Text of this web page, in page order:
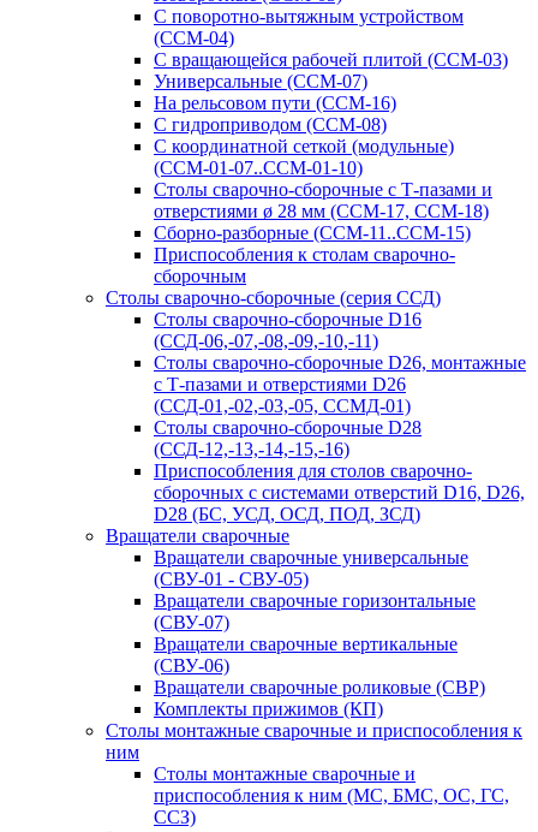
С поворотно-вытяжным устройством
(ССМ-04)
С вращающейся рабочей плитой (ССМ-03)
Универсальные (ССМ-07)
На рельсовом пути (ССМ-16)
С гидроприводом (ССМ-08)
С координатной сеткой (модульные)
(ССМ-01-07..ССМ-01-10)
Столы сварочно-сборочные с Т-пазами и
отверстиями ø 28 мм (ССМ-17, ССМ-18)
Сборно-разборные (ССМ-11..ССМ-15)
Приспособления к столам сварочно-
сборочным
Столы сварочно-сборочные (серия ССД)
Столы сварочно-сборочные D16
(ССД-06,-07,-08,-09,-10,-11)
Столы сварочно-сборочные D26, монтажные
с Т-пазами и отверстиями D26
(ССД-01,-02,-03,-05, ССМД-01)
Столы сварочно-сборочные D28
(ССД-12,-13,-14,-15,-16)
Приспособления для столов сварочно-
сборочных с системами отверстий D16, D26,
D28 (БС, УСД, ОСД, ПОД, ЗСД)
Вращатели сварочные
Вращатели сварочные универсальные
(СВУ-01 - СВУ-05)
Вращатели сварочные горизонтальные
(СВУ-07)
Вращатели сварочные вертикальные
(СВУ-06)
Вращатели сварочные роликовые (СВР)
Комплекты прижимов (КП)
Столы монтажные сварочные и приспособления к
ним
Столы монтажные сварочные и
приспособления к ним (МС, БМС, ОС, ГС,
ССЗ)